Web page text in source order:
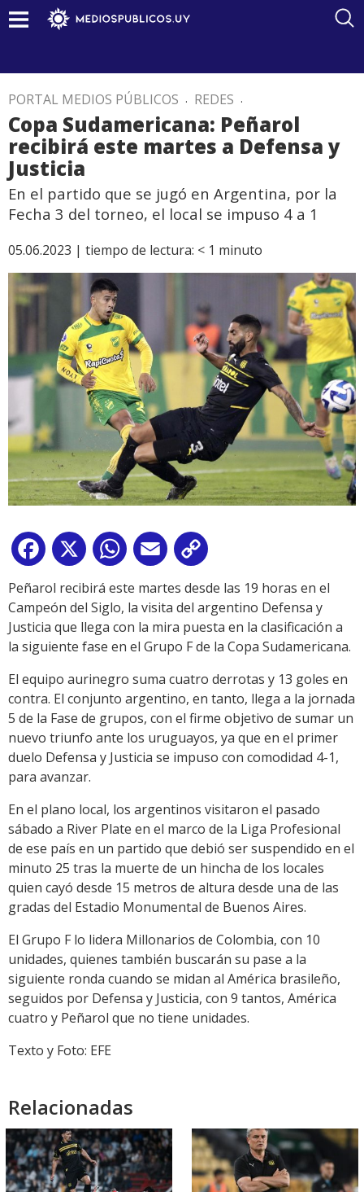
PORTAL MEDIOS PÚBLICOS . REDES .
Copa Sudamericana: Peñarol
recibirá este martes a Defensa y
Justicia
En el partido que se jugó en Argentina, por la
Fecha 3 del torneo, el local se impuso 4 a 1
05.06.2023 | tiempo de lectura: < 1 minuto
Facebook
X WhatsApp
Email
Link
Peñarol recibirá este martes desde las 19 horas en el
Campeón del Siglo, la visita del argentino Defensa y
Justicia que llega con la mira puesta en la clasificación a
la siguiente fase en el Grupo F de la Copa Sudamericana.
El equipo aurinegro suma cuatro derrotas y 13 goles en
contra. El conjunto argentino, en tanto, llega a la jornada
5 de la Fase de grupos, con el firme objetivo de sumar un
nuevo triunfo ante los uruguayos, ya que en el primer
duelo Defensa y Justicia se impuso con comodidad 4-1,
para avanzar.
En el plano local, los argentinos visitaron el pasado
sábado a River Plate en el marco de la Liga Profesional
de ese país en un partido que debió ser suspendido en el
minuto 25 tras la muerte de un hincha de los locales
quien cayó desde 15 metros de altura desde una de las
gradas del Estadio Monumental de Buenos Aires.
El Grupo F lo lidera Millonarios de Colombia, con 10
unidades, quienes también buscarán su pase a la
siguiente ronda cuando se midan al América brasileño,
seguidos por Defensa y Justicia, con 9 tantos, América
cuatro y Peñarol que no tiene unidades.
Texto y Foto: EFE
Relacionadas